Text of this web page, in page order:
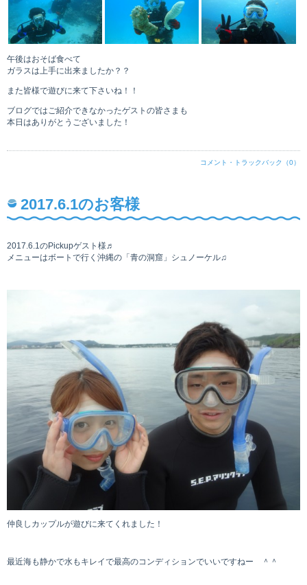
午後はおそば食べて
ガラスは上手に出来ましたか？？
また皆様で遊びに来て下さいね！！
ブログではご紹介できなかったゲストの皆さまも
本日はありがとうございました！
コメント・トラックバック（0）
2017.6.1のお客様
2017.6.1のPickupゲスト様♬
メニューはボートで行く沖縄の「青の洞窟」シュノーケル♫
仲良しカップルが遊びに来てくれました！
最近海も静かで水もキレイで最高のコンディションでいいですねー ＾＾